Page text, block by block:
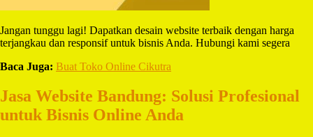
Jangan tunggu lagi! Dapatkan desain website terbaik dengan harga
terjangkau dan responsif untuk bisnis Anda. Hubungi kami segera
Baca Juga: Buat Toko Online Cikutra
Jasa Website Bandung: Solusi Profesional
untuk Bisnis Online Anda